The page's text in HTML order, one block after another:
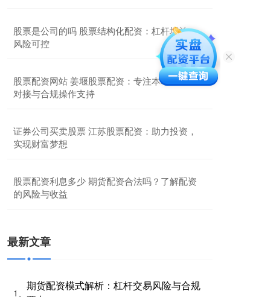
股票是公司的吗 股票结构化配资：杠杆增益，
风险可控
股票配资网站 姜堰股票配资：专注本地化资金
对接与合规操作支持
证券公司买卖股票 江苏股票配资：助力投资，
实现财富梦想
股票配资利息多少 期货配资合法吗？了解配资
的风险与收益
最新文章
1、
期货配资模式解析：杠杆交易风险与合规